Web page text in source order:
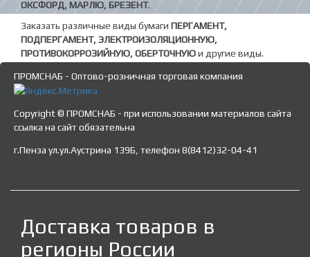
ОКСФОРД, МАРЛЮ, БРЕЗЕНТ.
Заказать различные виды бумаги ПЕРГАМЕНТ,
ПОДПЕРГАМЕНТ, ЭЛЕКТРОИЗОЛЯЦИОННУЮ,
ПРОТИВОКОРРОЗИЙНУЮ, ОБЕРТОЧНУЮи другие виды.
ПРОМСНАБ - Оптово-розничная торговая компания
Copyright © ПРОМСНАБ - при использовании материалов сайта
ссылка на сайт обязательна
г.Пенза ул.ул.Аустрина 139Б, телефон 8(8412)32-04-41
Доставка товаров в
регионы России